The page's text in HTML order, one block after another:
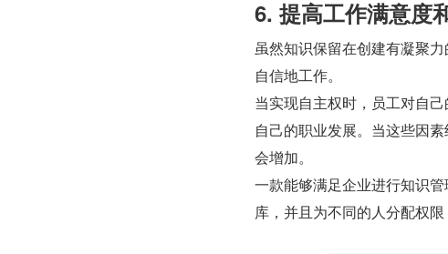
6. 提高工作满意度
虽然知识保留在创建有凝聚
自信地工作。
当实现自主权时，员工对自
自己的职业发展。当这些因
会增加。
一款能够满足企业进行知识
库，并且为不同的人分配权限